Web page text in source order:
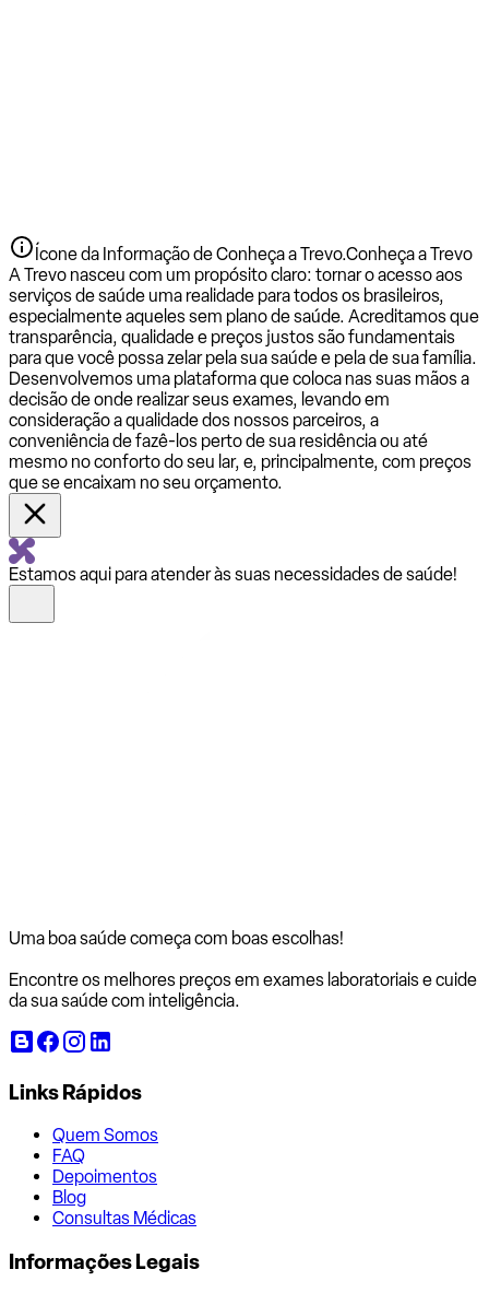
Ícone da Informação de Conheça a Trevo.Conheça a Trevo
A Trevo nasceu com um propósito claro: tornar o acesso aos
serviços de saúde uma realidade para todos os brasileiros,
especialmente aqueles sem plano de saúde. Acreditamos que
transparência, qualidade e preços justos são fundamentais
para que você possa zelar pela sua saúde e pela de sua família.
Desenvolvemos uma plataforma que coloca nas suas mãos a
decisão de onde realizar seus exames, levando em
consideração a qualidade dos nossos parceiros, a
conveniência de fazê-los perto de sua residência ou até
mesmo no conforto do seu lar, e, principalmente, com preços
que se encaixam no seu orçamento.
Estamos aqui para atender às suas necessidades de saúde!
Uma boa saúde começa com boas escolhas!
Encontre os melhores preços em exames laboratoriais e cuide
da sua saúde com inteligência.
Links Rápidos
Quem Somos
FAQ
Depoimentos
Blog
Consultas Médicas
Informações Legais